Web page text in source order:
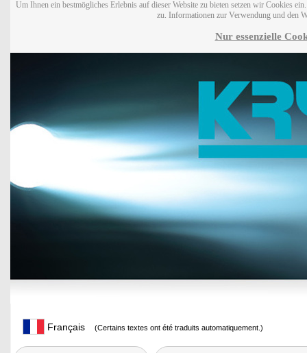
Um Ihnen ein bestmögliches Erlebnis auf dieser Website zu bieten setzen wir Cookies
zu. Informationen zur Verwendung und den
Nur essenzielle
Français (Certains textes ont été traduits automatiquement.)